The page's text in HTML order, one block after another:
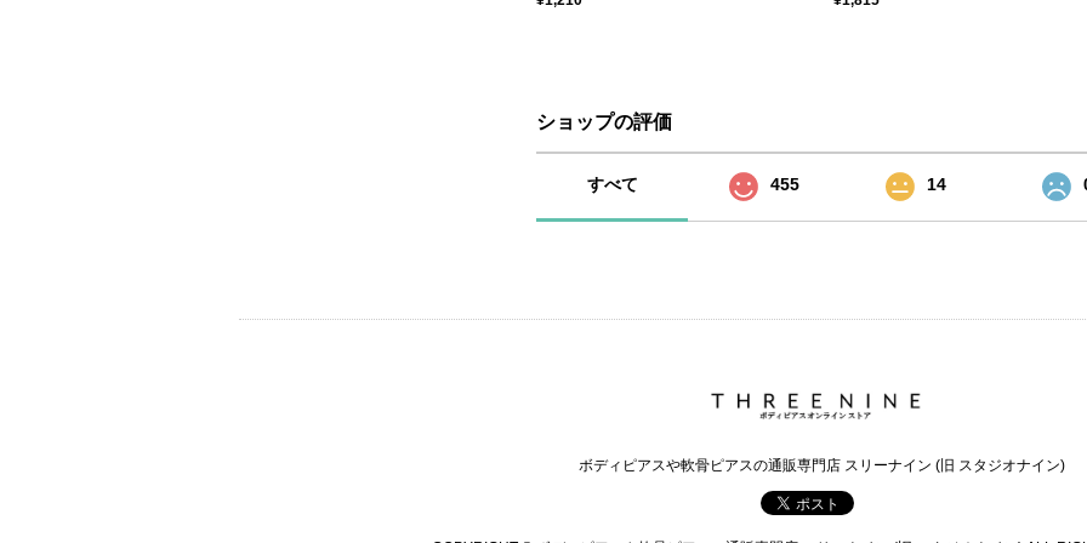
ショップの評価
すべて 455 14
ボディピアスや軟骨ピアスの通販専門店 スリーナイン (旧 スタジオナイン)